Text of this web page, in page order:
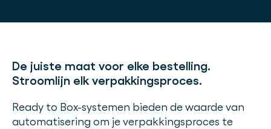
De juiste maat voor elke bestelling.
Stroomlijn elk verpakkingsproces.
Ready to Box-systemen bieden de waarde van
automatisering om je verpakkingsproces te